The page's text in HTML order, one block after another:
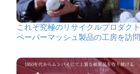
これぞ究極のリサイクルプロダク
ペーパーマッシュ製品の工房を訪